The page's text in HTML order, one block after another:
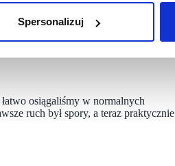
Spersonalizuj
oferowała opcji dowozu, wiec tutaj
Chwytamy się jednak każdej
Wciąż jednak nie ma mowy
osiągaliśmy w normalnych
ruch był spory, a teraz praktycznie